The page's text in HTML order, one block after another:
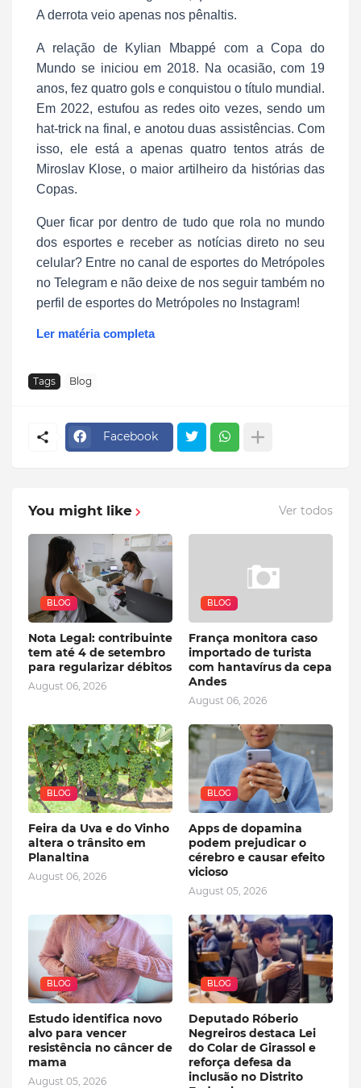
A derrota veio apenas nos pênaltis.
A relação de Kylian Mbappé com a Copa do
Mundo se iniciou em 2018. Na ocasião, com 19
anos, fez quatro gols e conquistou o título mundial.
Em 2022, estufou as redes oito vezes, sendo um
hat-trick na final, e anotou duas assistências. Com
isso, ele está a apenas quatro tentos atrás de
Miroslav Klose, o maior artilheiro da histórias das
Copas.
Quer ficar por dentro de tudo que rola no mundo
dos esportes e receber as notícias direto no seu
celular? Entre no canal de esportes do Metrópoles
no Telegram e não deixe de nos seguir também no
perfil de esportes do Metrópoles no Instagram!
Ler matéria completa
Tags Blog
Facebook
You might like Ver todos
BLOG
Nota Legal: contribuinte
tem até 4 de setembro
para regularizar débitos
August 06, 2026
BLOG
França monitora caso
importado de turista
com hantavírus da cepa
Andes
August 06, 2026
BLOG
Feira da Uva e do Vinho
altera o trânsito em
Planaltina
August 06, 2026
BLOG
Apps de dopamina
podem prejudicar o
cérebro e causar efeito
vicioso
August 05, 2026
BLOG
Estudo identifica novo
alvo para vencer
resistência no câncer de
mama
August 05, 2026
BLOG
Deputado Róberio
Negreiros destaca Lei
do Colar de Girassol e
reforça defesa da
inclusão no Distrito